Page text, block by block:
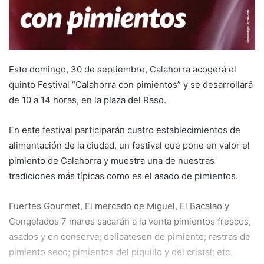
Este domingo, 30 de septiembre, Calahorra acogerá el
quinto Festival “Calahorra con pimientos” y se desarrollará
de 10 a 14 horas, en la plaza del Raso.
En este festival participarán cuatro establecimientos de
alimentación de la ciudad, un festival que pone en valor el
pimiento de Calahorra y muestra una de nuestras
tradiciones más típicas como es el asado de pimientos.
Fuertes Gourmet, El mercado de Miguel, El Bacalao y
Congelados 7 mares sacarán a la venta pimientos frescos,
asados y en conserva; delicatesen de pimiento; rastras de
pimiento seco; pimientos del piquillo y del cristal; etc.